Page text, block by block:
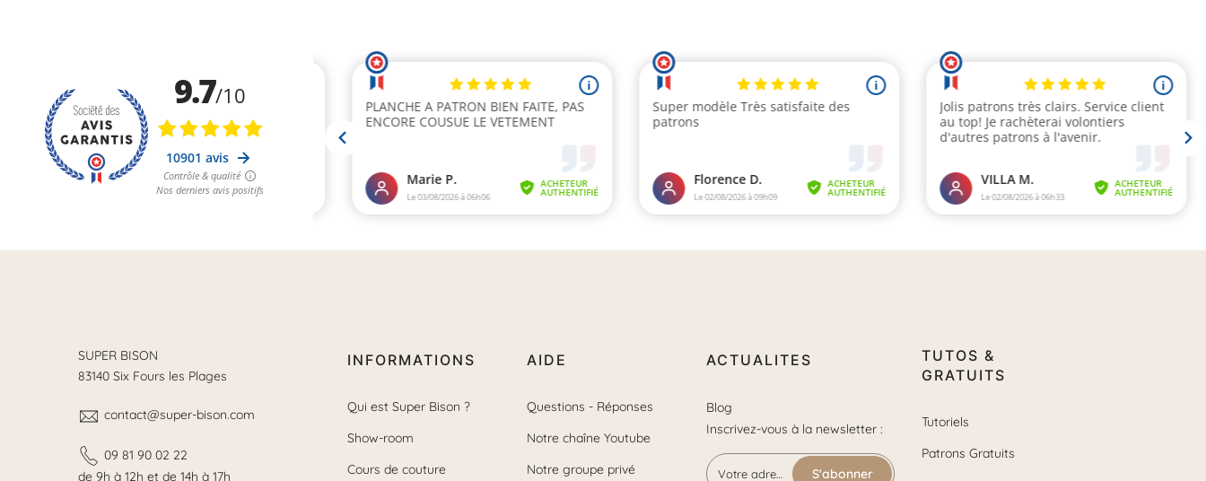
SUPER BISON
83140 Six Fours les Plages
contact@super-bison.com
09 81 90 02 22
de 9h à 12h et de 14h à 17h
INFORMATIONS
Qui est Super Bison ?
Show-room
Cours de couture
AIDE
Questions - Réponses
Notre chaîne Youtube
Notre groupe privé
ACTUALITES
Blog
Inscrivez-vous à la newsletter :
S'abonner
TUTOS &
GRATUITS
Tutoriels
Patrons Gratuits